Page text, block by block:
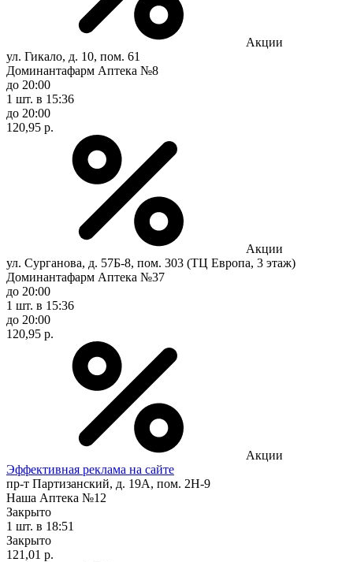
Акции
ул. Гикало, д. 10, пом. 61
Доминантафарм Аптека №8
до 20:00
1 шт. в 15:36
до 20:00
120,95 р.
Акции
ул. Сурганова, д. 57Б-8, пом. 303 (ТЦ Европа, 3 этаж)
Доминантафарм Аптека №37
до 20:00
1 шт. в 15:36
до 20:00
120,95 р.
Акции
Эффективная реклама на сайте
пр-т Партизанский, д. 19А, пом. 2Н-9
Наша Аптека №12
Закрыто
1 шт. в 18:51
Закрыто
121,01 р.